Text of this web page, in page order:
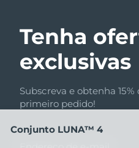
Tenha
exclusivas
Subscreva e obtenha
primeiro pedido!
Conjunto LUNA™ 4